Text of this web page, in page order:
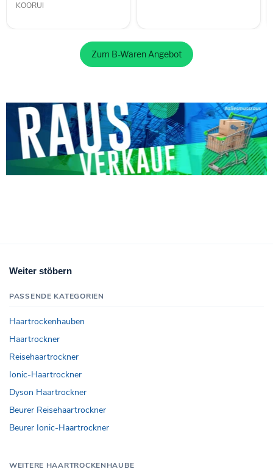
KOORUI
Zum B-Waren Angebot
Weiter stöbern
PASSENDE KATEGORIEN
Haartrockenhauben
Haartrockner
Reisehaartrockner
Ionic-Haartrockner
Dyson Haartrockner
Beurer Reisehaartrockner
Beurer Ionic-Haartrockner
WEITERE HAARTROCKENHAUBE